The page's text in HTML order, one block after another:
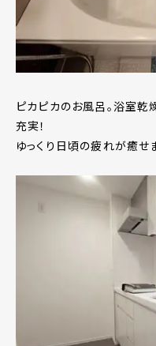
ピカピカのお風呂。浴室
充実！
ゆっくり日頃の疲れが癒せ